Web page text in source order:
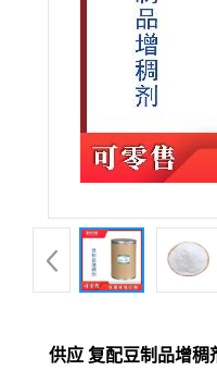
供应 复配豆制品增稠